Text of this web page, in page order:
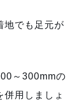
地でも足元が
～300mmの
用しましょ